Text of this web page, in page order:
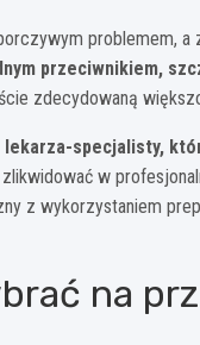
problemem, a
przeciwnikiem,
zdecydowaną
specjalisty,
w
z wykorzystaniem
na